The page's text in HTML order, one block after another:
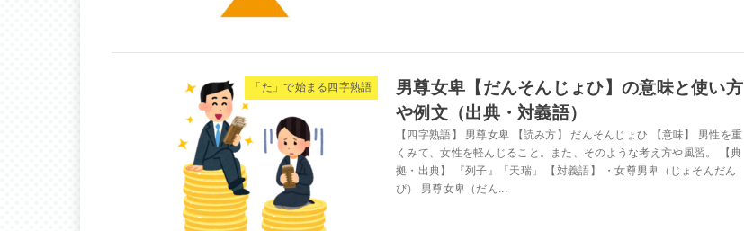
「た」で始まる四字熟語
男尊女卑【だんそんじょひ】の意味と使い方
や例文（出典・対義語）
【四字熟語】 男尊女卑 【読み方】 だんそんじょひ 【意味】 男性を重
くみて、女性を軽んじること。また、そのような考え方や風習。 【典
拠・出典】 『列子』「天瑞」 【対義語】 ・女尊男卑（じょそんだん
ぴ） 男尊女卑（だん...